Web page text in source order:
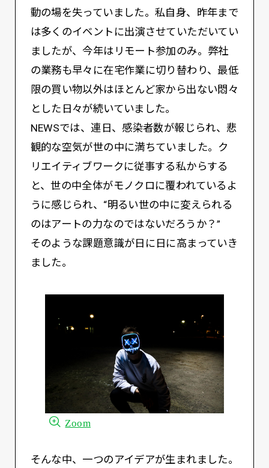
動の場を失っていました。私自身、昨年まで
は多くのイベントに出演させていただいてい
ましたが、今年はリモート参加のみ。弊社
の業務も早々に在宅作業に切り替わり、最低
限の買い物以外はほとんど家から出ない悶々
とした日々が続いていました。
NEWSでは、連日、感染者数が報じられ、悲
観的な空気が世の中に満ちていました。ク
リエイティブワークに従事する私からする
と、世の中全体がモノクロに覆われているよ
うに感じられ、“明るい世の中に変えられる
のはアートの力なのではないだろうか？”
そのような課題意識が日に日に高まっていき
ました。
Zoom
そんな中、一つのアイデアが生まれました。